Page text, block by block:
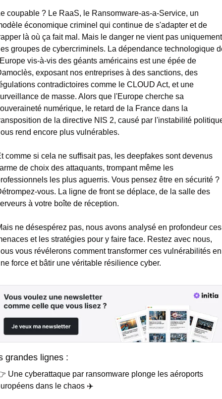
coupable ? Le RaaS, le Ransomware-as-a-Service, un
économique criminel qui continue de s'adapter et de
là où ça fait mal. Mais le danger ne vient pas uniquement
groupes de cybercriminels. La dépendance technologique
vis-à-vis des géants américains est une épée de
exposant nos entreprises à des sanctions, des
contradictoires comme le CLOUD Act, et une
de masse. Alors que l'Europe cherche sa
numérique, le retard de la France dans la
de la directive NIS 2, causé par l'instabilité
rend encore plus vulnérables.
comme si cela ne suffisait pas, les deepfakes sont devenus
de choix des attaquants, trompant même les
les plus aguerris. Vous pensez être en sécurité ?
vous. La ligne de front se déplace, de la salle des
à votre boîte de réception.
ne désespérez pas, nous avons analysé en profondeur ces
et les stratégies pour y faire face. Restez avec nous,
vous révélerons comment transformer ces vulnérabilités en
force et bâtir une véritable résilience cyber.
grandes lignes :
Une cyberattaque par ransomware plonge les aéroports
dans le chaos ✈️